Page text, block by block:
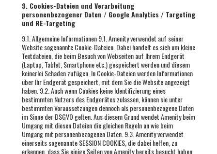
9. Cookies-Dateien und Verarbeitung
personenbezogener Daten / Google Analytics / Targeting
und RE-Targeting
9.1. Allgemeine Informationen 9.1. Amenity verwendet auf seiner
Website sogenannte Cookie-Dateien. Dabei handelt es sich um kleine
Textdateien, die beim Besuch von Webseiten auf Ihrem Endgerät
(Laptop, Tablet, Smartphone etc.) gespeichert werden und diesem
keinerlei Schaden zufügen. In Cookie-Dateien werden Informationen
über Ihr Endgerät gespeichert, mit dem Sie die Website angezeigt
haben. 9.2. Auch wenn Cookies keine Identifizierung eines
bestimmten Nutzers des Endgerätes zulassen, können sie unter
bestimmten Voraussetzungen dennoch als personenbezogene Daten
im Sinne der DSGVO gelten. Aus diesem Grund wendet Amenity beim
Umgang mit diesen Dateien die gleichen Regeln an wie beim
Umgang mit personenbezogenen Daten. 9.3. Amenity verwendet
einerseits sogenannte SESSION COOKIES, die dabei helfen, zu
erkennen, dass Sie einige Seiten von Amenity bereits besucht haben